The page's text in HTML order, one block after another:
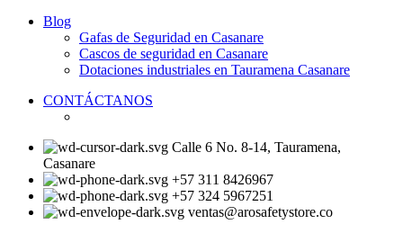
de
producto
Blog
Gafas de Seguridad en Casanare
Cascos de seguridad en Casanare
Dotaciones industriales en Tauramena Casanare
CONTÁCTANOS
Calle 6 No. 8-14, Tauramena,
Casanare
+57 311 8426967
+57 324 5967251
ventas@arosafetystore.co